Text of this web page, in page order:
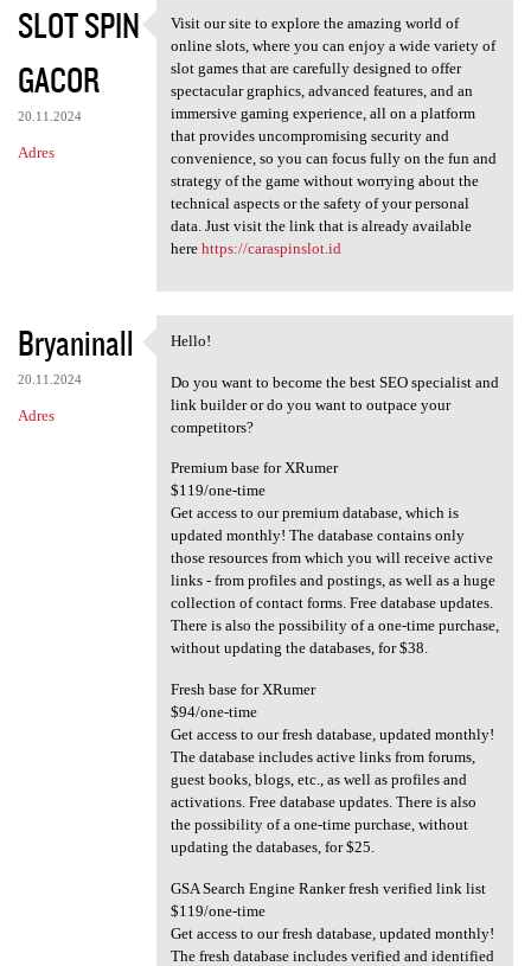
SLOT SPIN
GACOR
20.11.2024
Adres
Visit our site to explore the
Visit our site to explore the amazing world of
online slots, where you can enjoy a wide variety of
slot games that are carefully designed to offer
spectacular graphics, advanced features, and an
immersive gaming experience, all on a platform
that provides uncompromising security and
convenience, so you can focus fully on the fun and
strategy of the game without worrying about the
technical aspects or the safety of your personal
data. Just visit the link that is already available
here https://caraspinslot.id
Bryaninall
20.11.2024
Adres
Hello!
Hello!
Do you want to become the best SEO specialist and
link builder or do you want to outpace your
competitors?
Premium base for XRumer
$119/one-time
Get access to our premium database, which is
updated monthly! The database contains only
those resources from which you will receive active
links - from profiles and postings, as well as a huge
collection of contact forms. Free database updates.
There is also the possibility of a one-time purchase,
without updating the databases, for $38.
Fresh base for XRumer
$94/one-time
Get access to our fresh database, updated monthly!
The database includes active links from forums,
guest books, blogs, etc., as well as profiles and
activations. Free database updates. There is also
the possibility of a one-time purchase, without
updating the databases, for $25.
GSA Search Engine Ranker fresh verified link list
$119/one-time
Get access to our fresh database, updated monthly!
The fresh database includes verified and identified